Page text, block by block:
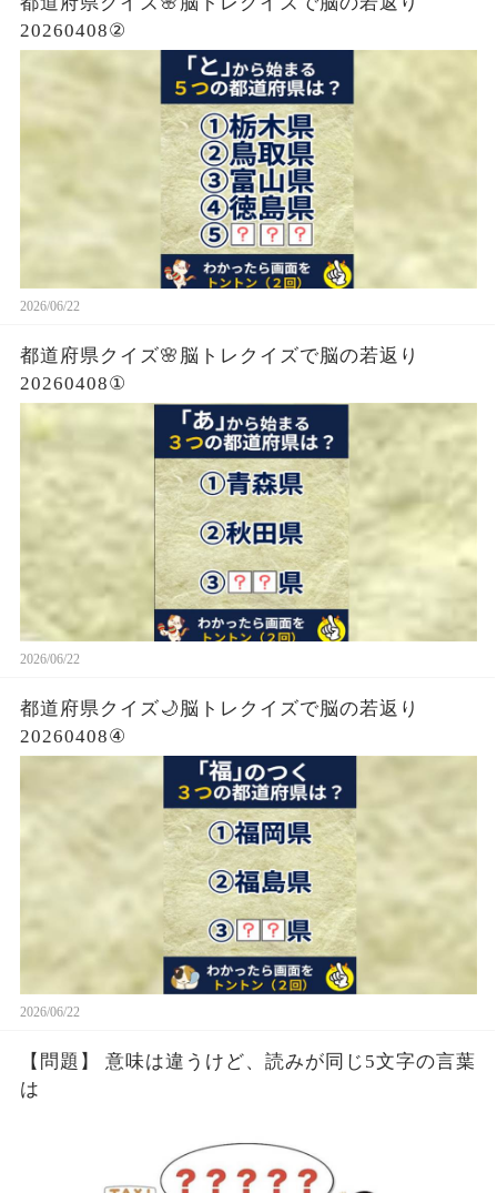
20260408②
2026/06/22
都道府県クイズ🌸脳トレクイズで脳の若返り
20260408①
2026/06/22
都道府県クイズ🌙脳トレクイズで脳の若返り
20260408④
2026/06/22
【問題】 意味は違うけど、読みが同じ5文字の言葉
は